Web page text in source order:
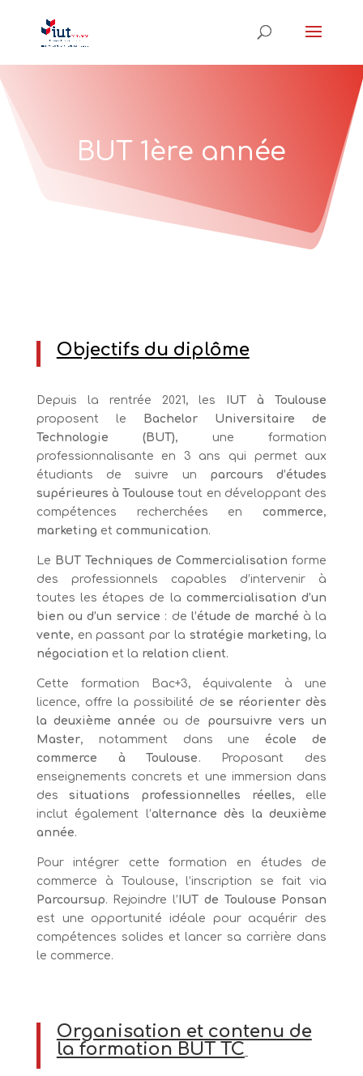
BUT 1ère année
Objectifs du diplôme
Depuis la rentrée 2021, les
IUT à Toulouse
proposent le
Bachelor Universitaire de
Technologie (BUT), une formation
professionnalisante en 3 ans qui permet aux
étudiants de suivre un parcours d’études
supérieures à Toulouse tout en développant des
compétences recherchées encommerce,
marketing et communication.
Le BUT Techniques de Commercialisation forme
des professionnels capables d’intervenir à
toutes les étapes de la commercialisation d’un
bien ou d’un service : de l’étude de marché à la
vente, en passant par la stratégie marketing, la
négociation et la relation client.
Cette formation Bac+3, équivalente à une
licence, offre la possibilité de se réorienter dès
la deuxième année ou de poursuivre vers un
Master, notamment dans uneécole de
commerce à Toulouse . Proposant des
enseignements concrets et une immersion dans
dessituations professionnelles réelles, elle
inclut également l’alternance dès la deuxième
année.
Pour intégrer cette formation en études de
commerce à Toulouse, l’inscription se fait via
Parcoursup. Rejoindre l’ IUT de Toulouse Ponsan
est une opportunité idéale pour acquérir des
compétences solides et lancer sa carrière dans
le commerce.
Organisation et contenu de
la formation BUT TC